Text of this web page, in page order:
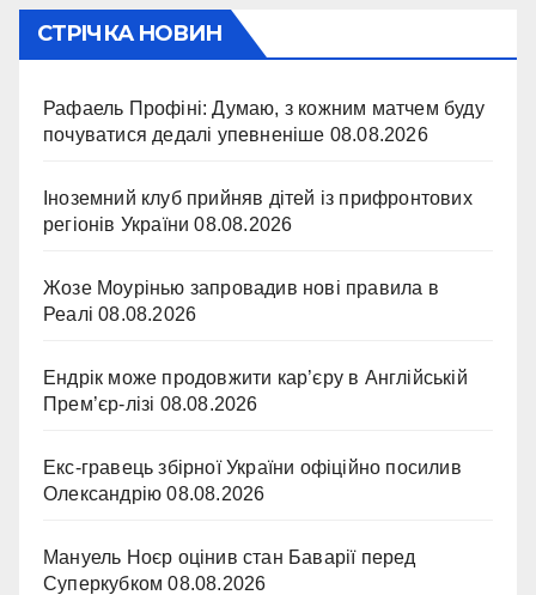
СТРІЧКА НОВИН
Рафаель Профіні: Думаю, з кожним матчем буду
почуватися дедалі упевненіше 08.08.2026
Іноземний клуб прийняв дітей із прифронтових
регіонів України 08.08.2026
Жозе Моурінью запровадив нові правила в
Реалі 08.08.2026
Ендрік може продовжити кар’єру в Англійській
Прем’єр-лізі 08.08.2026
Екс-гравець збірної України офіційно посилив
Олександрію 08.08.2026
Мануель Ноєр оцінив стан Баварії перед
Суперкубком 08.08.2026